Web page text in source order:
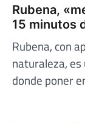
Rubena,
15 minutos
Rubena, con
naturaleza,
donde poner